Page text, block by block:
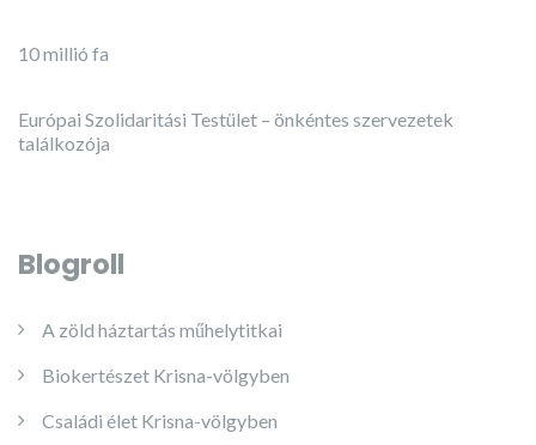
10 millió fa
Európai Szolidaritási Testület – önkéntes szervezetek
találkozója
Blogroll
A zöld háztartás műhelytitkai
Biokertészet Krisna-völgyben
Családi élet Krisna-völgyben